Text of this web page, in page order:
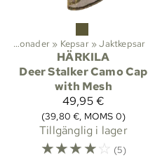
Huvudbonader ‪» Kepsar ‪»Jaktkepsar
HÄRKILA
Deer Stalker Camo Cap
with Mesh
49,95 €
(39,80 €, MOMS 0)
Tillgänglig i lager
☆☆☆☆☆ (5)
‪»Friluftsliv‪» Kläder‪»